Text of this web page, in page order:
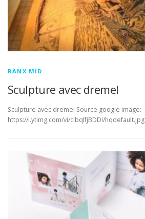
RANX MID
Sculpture avec dremel
Sculpture avec dremel Source google image:
https://i.ytimg.com/vi/cIbqlfjBDDI/hqdefault.jpg